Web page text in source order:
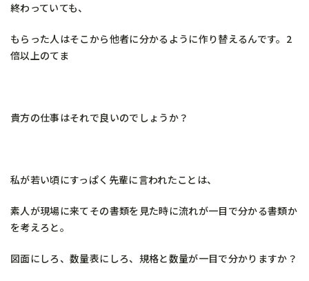
終わっていても、
もらった人はそこから他者に分かるように作り替えるんです。2
倍以上のてま
貴方の仕事はそれで良いのでしょうか？
私が若い頃にすっぱく先輩に言われたことは、
素人が現場に来てその書類を見た時に流れが一目で分かる書類か
を考えろと。
図面にしろ、数量表にしろ、規格と数量が一目で分かりますか？